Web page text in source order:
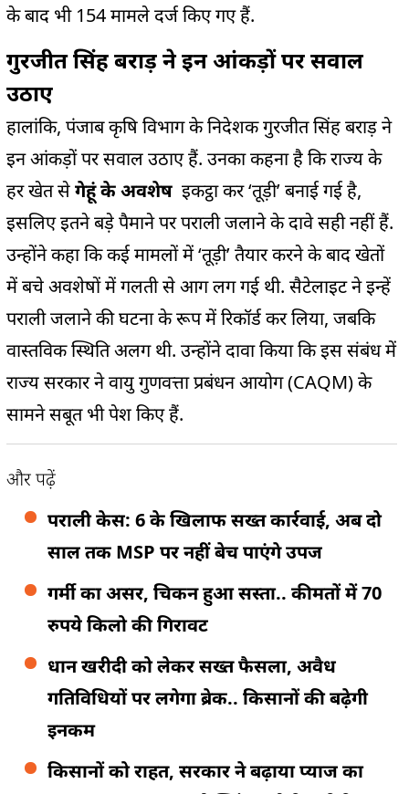
के बाद भी 154 मामले दर्ज किए गए हैं.
गुरजीत सिंह बराड़ ने इन आंकड़ों पर सवाल
उठाए
हालांकि, पंजाब कृषि विभाग के निदेशक गुरजीत सिंह बराड़ ने
इन आंकड़ों पर सवाल उठाए हैं. उनका कहना है कि राज्य के
हर खेत सेगेहूं के अवशेष इकट्ठा कर ‘तूड़ी’ बनाई गई है,
इसलिए इतने बड़े पैमाने पर पराली जलाने के दावे सही नहीं हैं.
उन्होंने कहा कि कई मामलों में ‘तूड़ी’ तैयार करने के बाद खेतों
में बचे अवशेषों में गलती से आग लग गई थी. सैटेलाइट ने इन्हें
पराली जलाने की घटना के रूप में रिकॉर्ड कर लिया, जबकि
वास्तविक स्थिति अलग थी. उन्होंने दावा किया कि इस संबंध में
राज्य सरकार ने वायु गुणवत्ता प्रबंधन आयोग (CAQM) के
सामने सबूत भी पेश किए हैं.
और पढ़ें
पराली केस: 6 के खिलाफ सख्त कार्रवाई, अब दो
साल तक MSP पर नहीं बेच पाएंगे उपज
गर्मी का असर, चिकन हुआ सस्ता.. कीमतों में 70
रुपये किलो की गिरावट
धान खरीदी को लेकर सख्त फैसला, अवैध
गतिविधियों पर लगेगा ब्रेक.. किसानों की बढ़ेगी
इनकम
किसानों को राहत, सरकार ने बढ़ाया प्याज का